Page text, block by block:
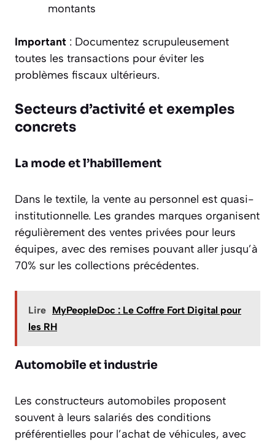
montants
Important : Documentez scrupuleusement
toutes les transactions pour éviter les
problèmes fiscaux ultérieurs.
Secteurs d’activité et exemples
concrets
La mode et l’habillement
Dans le textile, la vente au personnel est quasi-
institutionnelle. Les grandes marques organisent
régulièrement des ventes privées pour leurs
équipes, avec des remises pouvant aller jusqu’à
70% sur les collections précédentes.
Lire MyPeopleDoc : Le Coffre Fort Digital pour
les RH
Automobile et industrie
Les constructeurs automobiles proposent
souvent à leurs salariés des conditions
préférentielles pour l’achat de véhicules, avec